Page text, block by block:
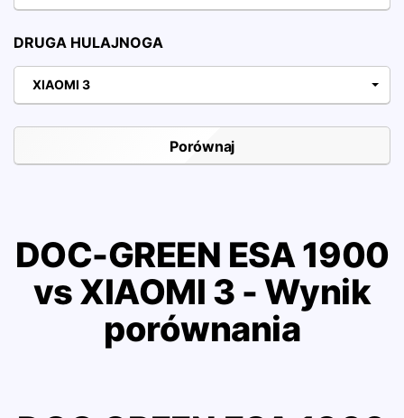
DRUGA HULAJNOGA
XIAOMI 3
DOC-GREEN ESA 1900
vs XIAOMI 3 - Wynik
porównania